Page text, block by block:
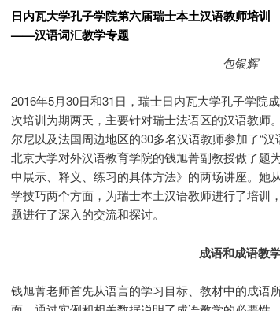
日内瓦大学孔子学院第六届瑞士本土汉语教师培训
——汉语词汇教学专题
包银辉
2016年5月30日和31日，瑞士日内瓦大学孔子学院
次培训为期两天，主要针对瑞士法语区的汉语教师
尔尼以及法国周边地区的30多名汉语教师参加了“汉
北京大学对外汉语教育学院的钱旭菁副教授做了题
中展示、释义、练习的具体方法》的两场讲座。她
学技巧两个方面，为瑞士本土汉语教师进行了培训
题进行了深入的交流和探讨。
成语和成语教
钱旭菁老师首先从语言的学习目标、教材中的成语